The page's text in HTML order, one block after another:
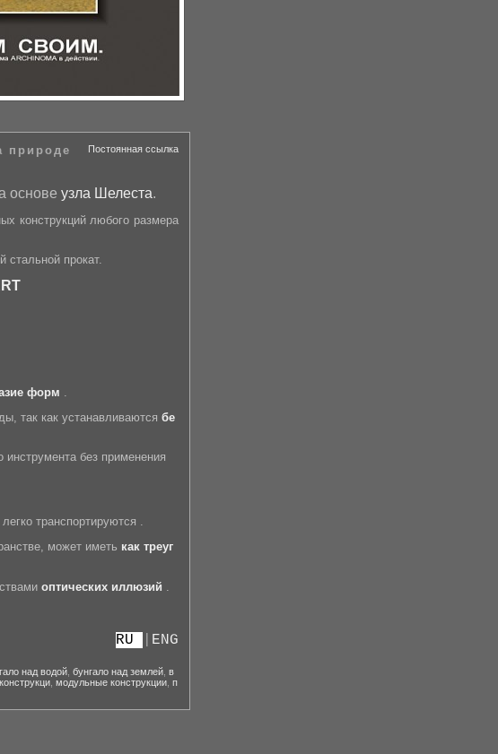
Постоянная ссылка
природе
основе узла Шелеста.
конструкций любого размера
стальной прокат.
форм
так как устанавливаются бе
без применения
транспортируются .
может иметь как треуг
оптических иллюзий .
RU ENG
над водой бунгало над землей в
модульные конструкции п